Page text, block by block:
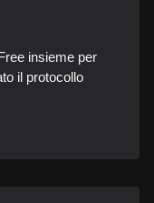
insieme per
il protocollo